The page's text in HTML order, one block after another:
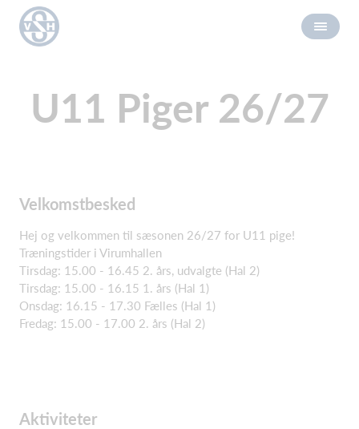
U11 Piger 26/27
Velkomstbesked
Hej og velkommen til sæsonen 26/27 for U11 pige!
Træningstider i Virumhallen
Tirsdag: 15.00 - 16.45 2. års, udvalgte (Hal 2)
Tirsdag: 15.00 - 16.15 1. års (Hal 1)
Onsdag: 16.15 - 17.30 Fælles (Hal 1)
Fredag: 15.00 - 17.00 2. års (Hal 2)
Aktiviteter